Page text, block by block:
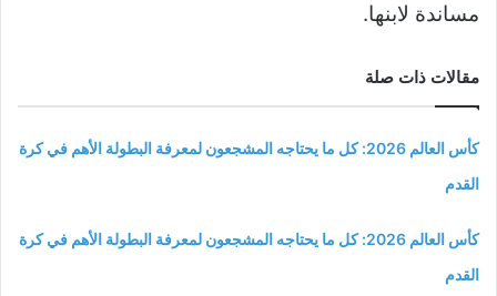
مساندة لابنها.
مقالات ذات صلة
كأس العالم 2026: كل ما يحتاجه المشجعون لمعرفة البطولة الأهم في كرة
القدم
كأس العالم 2026: كل ما يحتاجه المشجعون لمعرفة البطولة الأهم في كرة
القدم